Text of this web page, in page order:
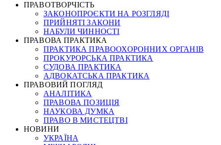
ПРАВОТВОРЧІСТЬ
ЗАКОНОПРОЄКТИ НА РОЗГЛЯДІ
ПРИЙНЯТІ ЗАКОНИ
НАБУЛИ ЧИННОСТІ
ПРАВОВА ПРАКТИКА
ПРАКТИКА ПРАВООХОРОННИХ ОРГАНІВ
ПРОКУРОРСЬКА ПРАКТИКА
СУДОВА ПРАКТИКА
АДВОКАТСЬКА ПРАКТИКА
ПРАВОВИЙ ПОГЛЯД
АНАЛІТИКА
ПРАВОВА ПОЗИЦІЯ
НАУКОВА ДУМКА
ПРАВО В МИСТЕЦТВІ
НОВИНИ
УКРАЇНА